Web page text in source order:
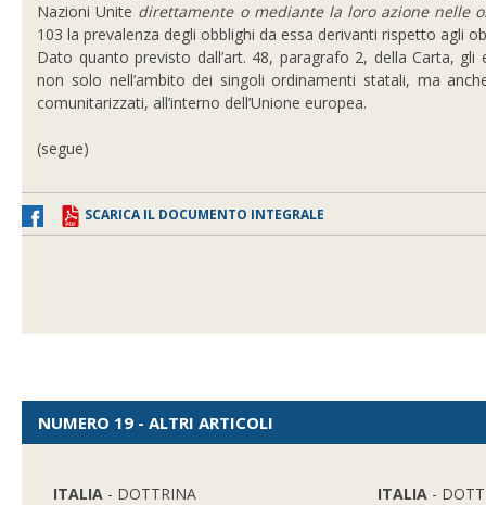
Nazioni Unite direttamente o mediante la loro azione nelle
103 la prevalenza degli obblighi da essa derivanti rispetto agli
Dato quanto previsto dall’art. 48, paragrafo 2, della Carta,
non solo nell’ambito dei singoli ordinamenti statali, ma
comunitarizzati, all’interno dell’Unione europea.
(segue)
SCARICA IL DOCUMENTO INTEGRALE
NUMERO 19 - ALTRI ARTICOLI
ITALIA - DOTTRINA ITALIA -